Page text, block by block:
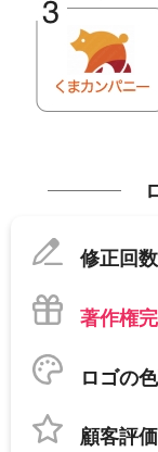
修正回
著作権
ロゴの
顧客評価